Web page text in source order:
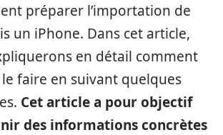
préparer l’importation de
un iPhone. Dans cet article,
en détail comment
faire en suivant quelques
Cet article a pour objectif
des informations concrètes